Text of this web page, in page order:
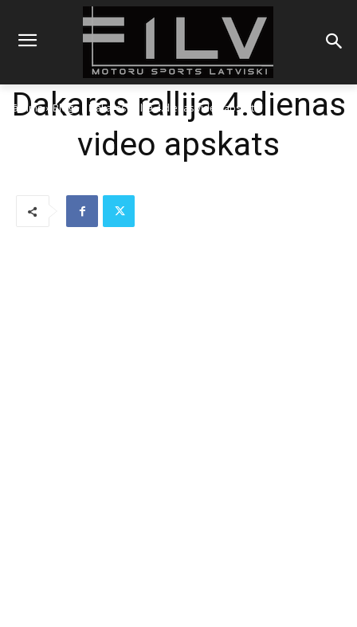
Sākums Blogs Dakaras rallija 4.dienas video apskats
Dakaras rallija 4.dienas
video apskats